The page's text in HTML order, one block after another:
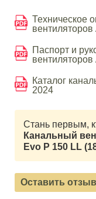
Техническое
Паспорт и
Каталог
2024
Стань первым,
Канальный
Evo P 150 LL
Оставить отзыв